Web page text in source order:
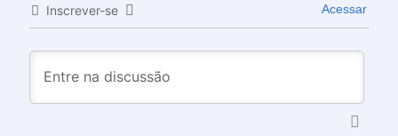
Inscrever-se Acessar